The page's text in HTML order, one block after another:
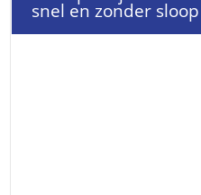
snel en zonder